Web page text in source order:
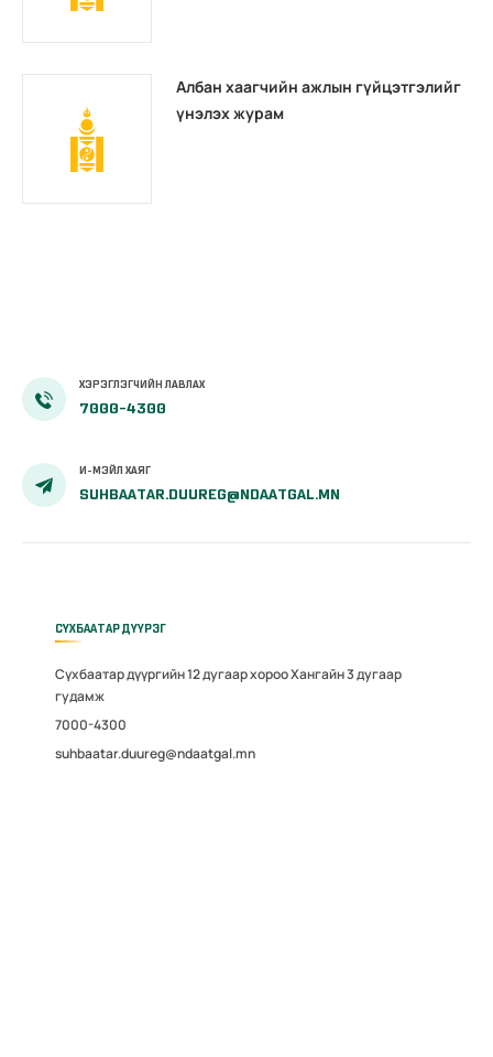
Албан хаагчийн ажлын гүйцэтгэлийг
үнэлэх журам
ХЭРЭГЛЭГЧИЙН ЛАВЛАХ
7000-4300
И-МЭЙЛ ХАЯГ
SUHBAATAR.DUUREG@NDAATGAL.MN
СҮХБААТАР ДҮҮРЭГ
Сүхбаатар дүүргийн 12 дугаар хороо Хангайн 3 дугаар
гудамж
7000-4300
suhbaatar.duureg@ndaatgal.mn